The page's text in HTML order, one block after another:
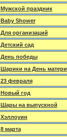
Мужской праздник
Baby Shower
Для организаций
Детский сад
День победы
Шарики на День матери
23 февраля
Новый год
Шары на выпускной
Хэллоуин
8 марта